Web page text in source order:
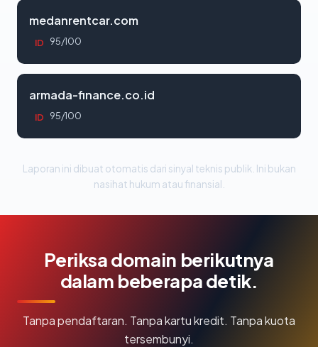
medanrentcar.com
ID 95/100
armada-finance.co.id
ID 95/100
Laporan ini dibuat otomatis dari sinyal teknis publik. Ini bukan
nasihat hukum atau finansial.
Periksa domain berikutnya
dalam beberapa detik.
Tanpa pendaftaran. Tanpa kartu kredit. Tanpa kuota
tersembunyi.